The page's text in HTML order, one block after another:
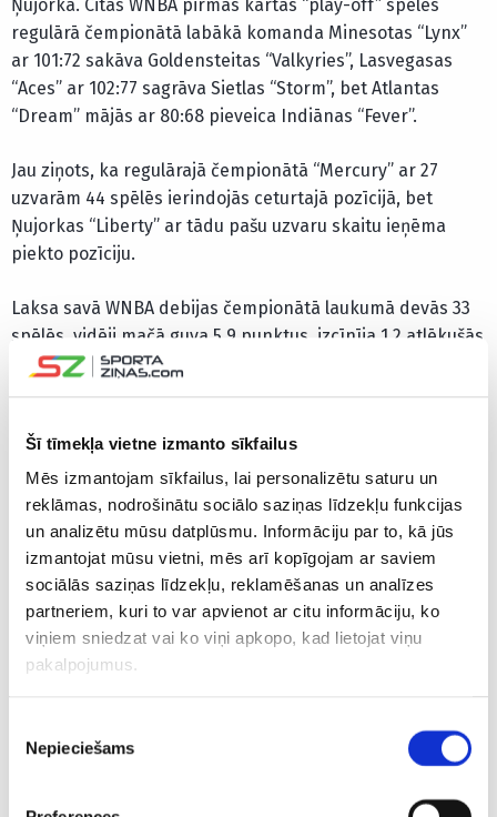
Šī tīmekļa vietne izmanto sīkfailus
Mēs izmantojam sīkfailus, lai personalizētu saturu un
reklāmas, nodrošinātu sociālo saziņas līdzekļu funkcijas
un analizētu mūsu datplūsmu. Informāciju par to, kā jūs
izmantojat mūsu vietni, mēs arī kopīgojam ar saviem
sociālās saziņas līdzekļu, reklamēšanas un analīzes
partneriem, kuri to var apvienot ar citu informāciju, ko
viņiem sniedzat vai ko viņi apkopo, kad lietojat viņu
pakalpojumus.
izvēle
Nepieciešams
Ņujorkā. Citās WNBA pirmās kārtas “play-off” spēlēs
regulārā čempionātā labākā komanda Minesotas “Lynx”
ar 101:72 sakāva Goldensteitas “Valkyries”, Lasvegasas
“Aces” ar 102:77 sagrāva Sietlas “Storm”, bet Atlantas
“Dream” mājās ar 80:68 pieveica Indiānas “Fever”.
Jau ziņots, ka regulārajā čempionātā “Mercury” ar 27
uzvarām 44 spēlēs ierindojās ceturtajā pozīcijā, bet
Ņujorkas “Liberty” ar tādu pašu uzvaru skaitu ieņēma
piekto pozīciju.
Laksa savā WNBA debijas čempionātā laukumā devās 33
spēlēs, vidēji mačā guva 5,9 punktus, izcīnīja 1,2 atlēkušās
bumbas un atdeva 0,6 rezultatīvas piespēles. No tālās
distances latviete meta ar 31,7% precizitāti.
WNBA “play-off” pirmajā kārtā jāuzvar divās spēlēs,
panākumam otrajā kārtā jeb pusfinālā būs nepieciešamas
trīs uzvaras, bet čempiones finālā tiks noskaidrotas sērijā
līdz četrām uzvarām.
Pagājušajā sezonā pirmo reizi par čempionēm kļuva
“Liberty” basketbolistes, kuras finālsērijā līdz trim
panākumiem ar 3-2 pārspēja Minesotas “Lynx” vienību.